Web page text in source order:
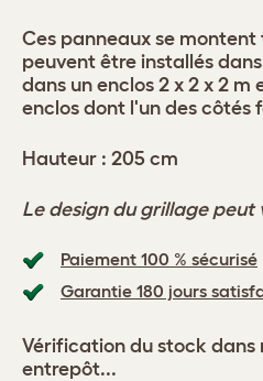
Paiement 100 % sécurisé
Garantie 180 jours
Vérification du stock dans
entrepôt...
Ces panneaux se
peuvent être installés
dans un enclos 2 x 2 x 2
enclos dont l'un des côtés
Hauteur : 205 cm
Le design du grillage peut